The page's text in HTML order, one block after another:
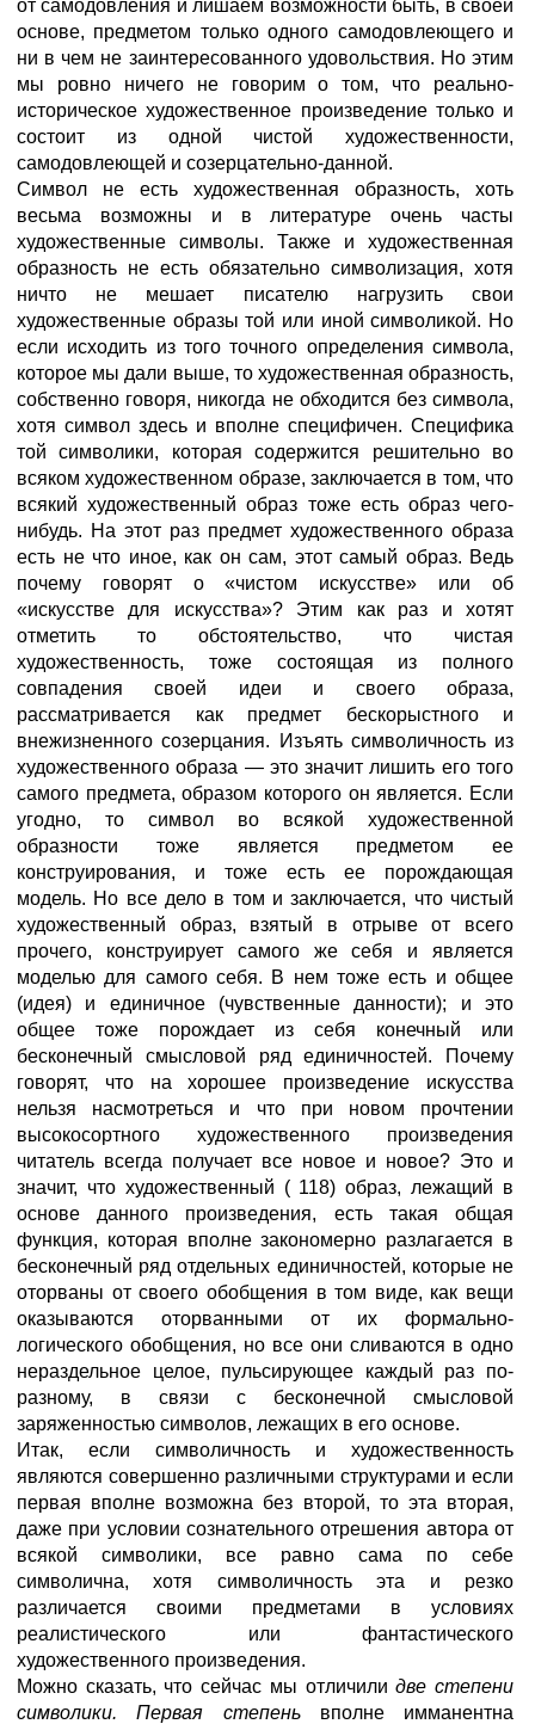
от самодовления и лишаем возможности быть, в своей
основе, предметом только одного самодовлеющего и
ни в чем не заинтересованного удовольствия. Но этим
мы ровно ничего не говорим о том, что реально-
историческое художественное произведение только и
состоит из одной чистой художественности,
самодовлеющей и созерцательно-данной.
Символ не есть художественная образность, хоть
весьма возможны и в литературе очень часты
художественные символы. Также и художественная
образность не есть обязательно символизация, хотя
ничто не мешает писателю нагрузить свои
художественные образы той или иной символикой. Но
если исходить из того точного определения символа,
которое мы дали выше, то художественная образность,
собственно говоря, никогда не обходится без символа,
хотя символ здесь и вполне специфичен. Специфика
той символики, которая содержится решительно во
всяком художественном образе, заключается в том, что
всякий художественный образ тоже есть образ чего-
нибудь. На этот раз предмет художественного образа
есть не что иное, как он сам, этот самый образ. Ведь
почему говорят о «чистом искусстве» или об
«искусстве для искусства»? Этим как раз и хотят
отметить то обстоятельство, что чистая
художественность, тоже состоящая из полного
совпадения своей идеи и своего образа,
рассматривается как предмет бескорыстного и
внежизненного созерцания. Изъять символичность из
художественного образа — это значит лишить его того
самого предмета, образом которого он является. Если
угодно, то символ во всякой художественной
образности тоже является предметом ее
конструирования, и тоже есть ее порождающая
модель. Но все дело в том и заключается, что чистый
художественный образ, взятый в отрыве от всего
прочего, конструирует самого же себя и является
моделью для самого себя. В нем тоже есть и общее
(идея) и единичное (чувственные данности); и это
общее тоже порождает из себя конечный или
бесконечный смысловой ряд единичностей. Почему
говорят, что на хорошее произведение искусства
нельзя насмотреться и что при новом прочтении
высокосортного художественного произведения
читатель всегда получает все новое и новое? Это и
значит, что художественный ( 118) образ, лежащий в
основе данного произведения, есть такая общая
функция, которая вполне закономерно разлагается в
бесконечный ряд отдельных единичностей, которые не
оторваны от своего обобщения в том виде, как вещи
оказываются оторванными от их формально-
логического обобщения, но все они сливаются в одно
нераздельное целое, пульсирующее каждый раз по-
разному, в связи с бесконечной смысловой
заряженностью символов, лежащих в его основе.
Итак, если символичность и художественность
являются совершенно различными структурами и если
первая вполне возможна без второй, то эта вторая,
даже при условии сознательного отрешения автора от
всякой символики, все равно сама по себе
символична, хотя символичность эта и резко
различается своими предметами в условиях
реалистического или фантастического
художественного произведения.
Можно сказать, что сейчас мы отличилидве степени
символики. Первая степень вполне имманентна